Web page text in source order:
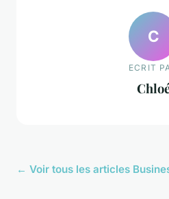
C
ECRIT
← Voir tous les articles